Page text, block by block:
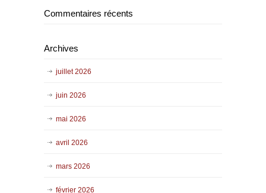
Commentaires récents
Archives
juillet 2026
juin 2026
mai 2026
avril 2026
mars 2026
février 2026